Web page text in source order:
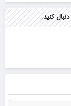
کنید.